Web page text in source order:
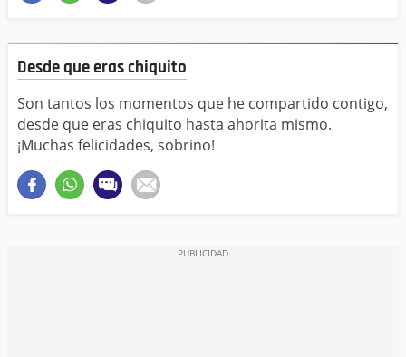
Desde que eras chiquito
Son tantos los momentos que he compartido contigo,
desde que eras chiquito hasta ahorita mismo.
¡Muchas felicidades, sobrino!